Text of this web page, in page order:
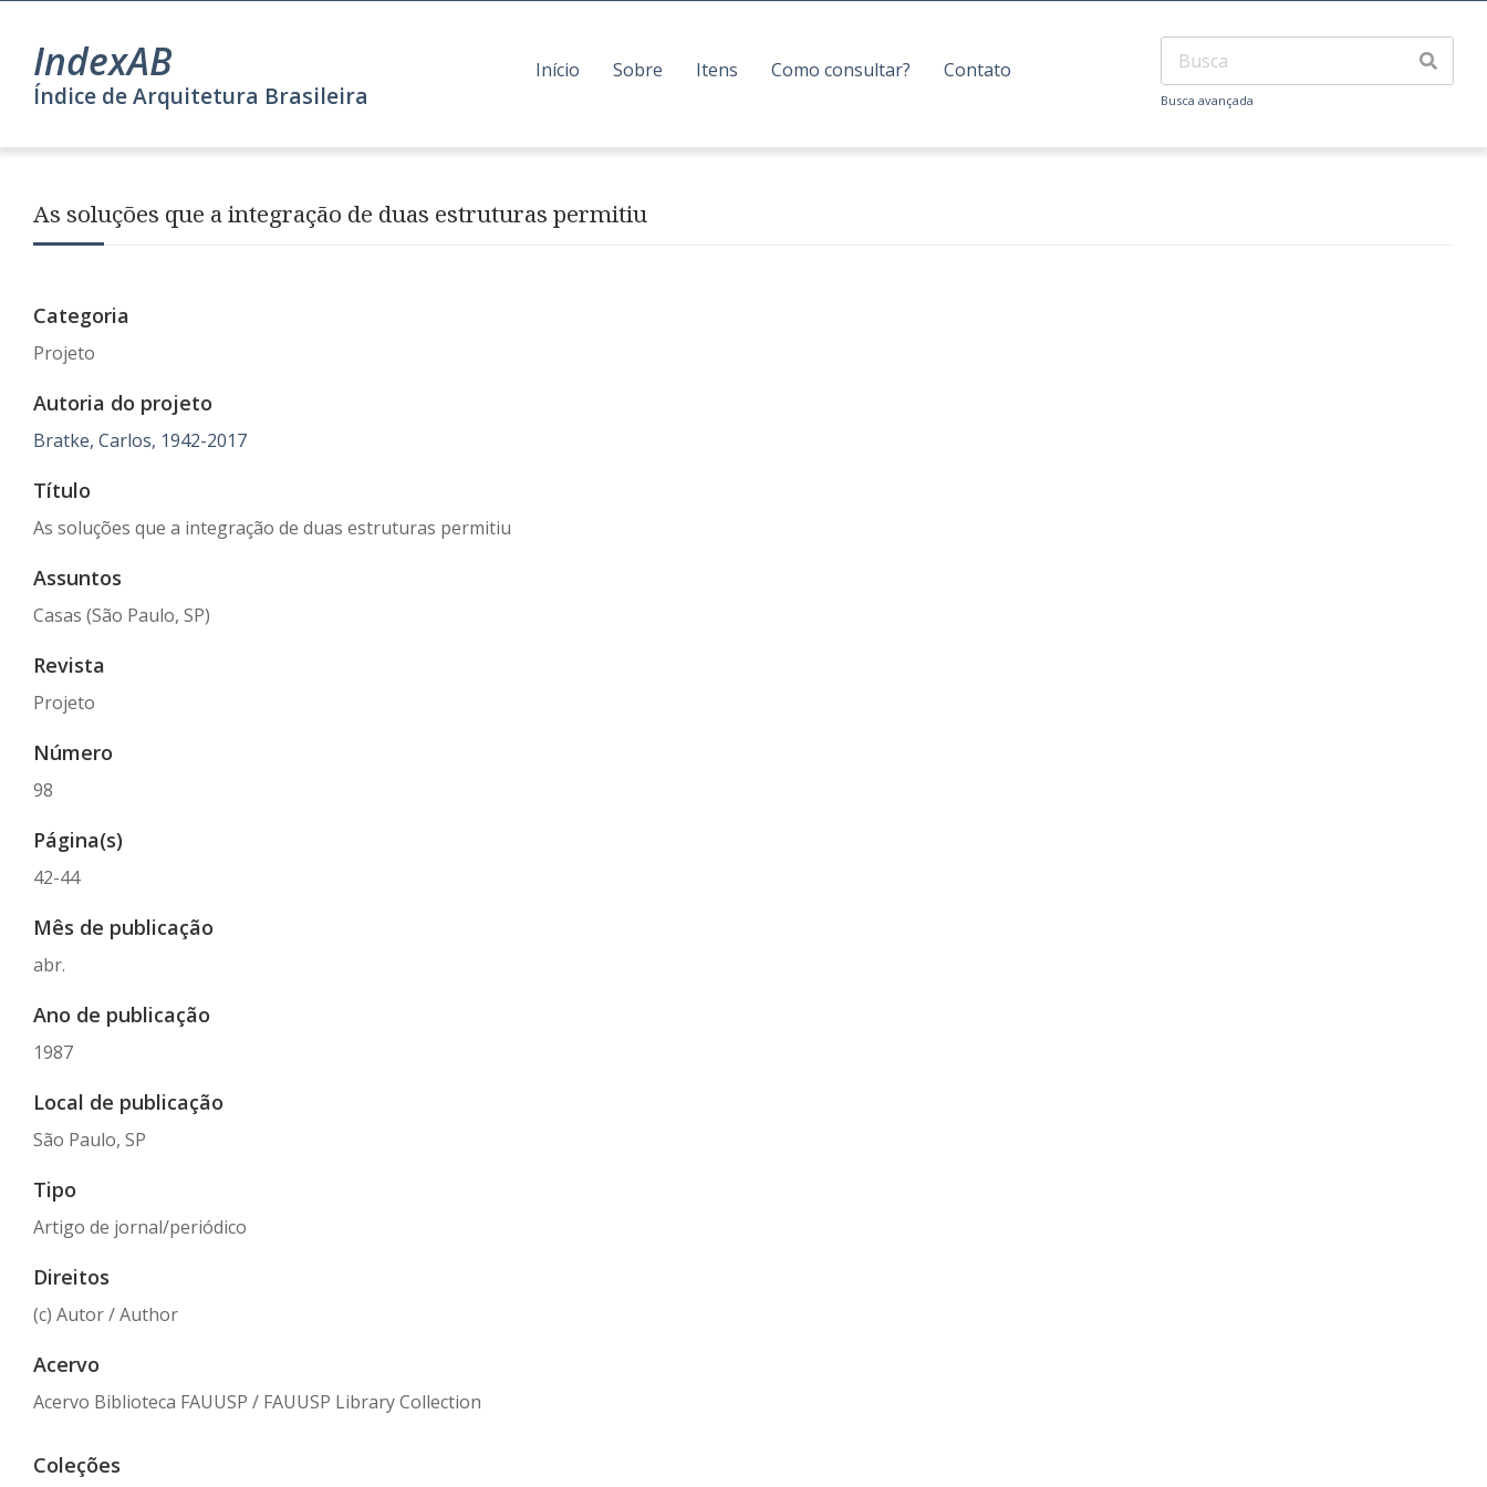
IndexAB
Índice de Arquitetura Brasileira
Início Sobre Itens Como consultar? Contato
Busca avançada
As soluções que a integração de duas estruturas permitiu
Categoria
Projeto
Autoria do projeto
Bratke, Carlos, 1942-2017
Título
As soluções que a integração de duas estruturas permitiu
Assuntos
Casas (São Paulo, SP)
Revista
Projeto
Número
98
Página(s)
42-44
Mês de publicação
abr.
Ano de publicação
1987
Local de publicação
São Paulo, SP
Tipo
Artigo de jornal/periódico
Direitos
(c) Autor / Author
Acervo
Acervo Biblioteca FAUUSP / FAUUSP Library Collection
Coleções